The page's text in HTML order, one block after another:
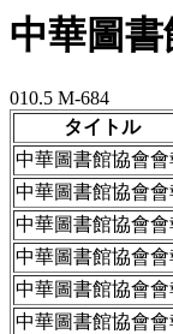
中華圖
010.5 M-684
タイトル
中華圖書館協會會
中華圖書館協會會
中華圖書館協會會
中華圖書館協會會
中華圖書館協會會
中華圖書館協會會